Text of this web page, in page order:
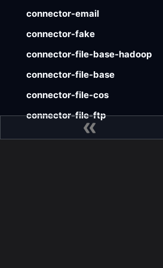
connector-email
connector-fake
connector-file-base-hadoop
connector-file-base
connector-file-cos
connector-file-ftp
connector-file-hadoop